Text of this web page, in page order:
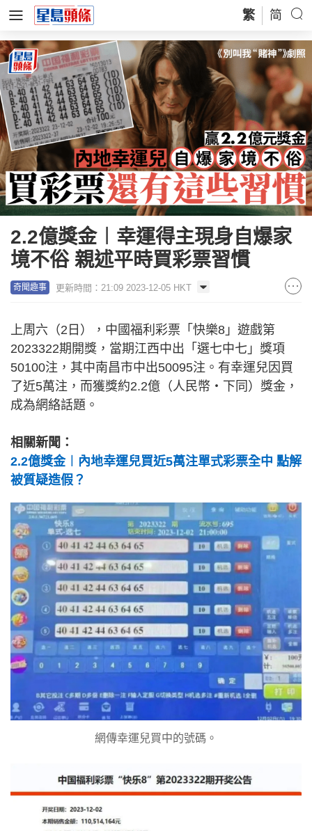
繁 简
2.2億獎金︱幸運得主現身自爆家
境不俗 親述平時買彩票習慣
奇聞趣事 更新時間：21:09 2023-12-05 HKT
上周六（2日），中國福利彩票「快樂8」遊戲第
2023322期開獎，當期江西中出「選七中七」獎項
50100注，其中南昌市中出50095注。有幸運兒因買
了近5萬注，而獲獎約2.2億（人民幣‧下同）獎金，
成為網絡話題。
相關新聞：
2.2億獎金︱內地幸運兒買近5萬注單式彩票全中 點解
被質疑造假？
網傳幸運兒買中的號碼。